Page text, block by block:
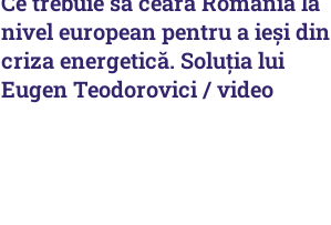
nivel european pentru a ieși din
criza energetică. Soluția lui
Eugen Teodorovici / video